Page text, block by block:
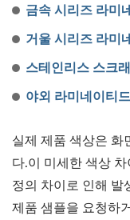
금속 시리즈 라미
거울 시리즈 라미
스테인리스 스크
야외 라미네이티
실제 제품 색상은 화
다.이 미세한 색상
정의 차이로 인해 발
제품 샘플을 요청하